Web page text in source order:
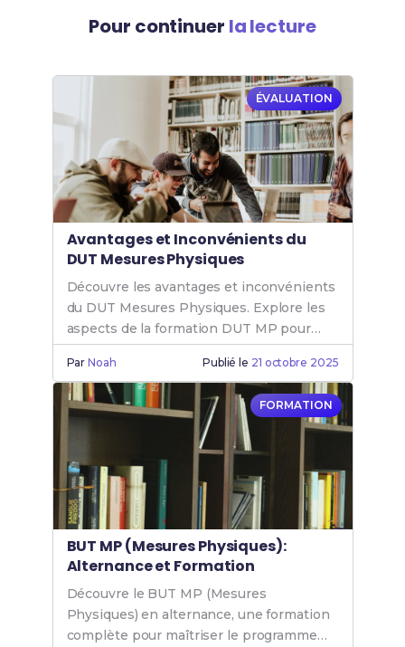
Pour continuer la lecture
ÉVALUATION
Avantages et Inconvénients du
DUT Mesures Physiques
Découvre les avantages et inconvénients
du DUT Mesures Physiques. Explore les
aspects de la formation DUT MP pour
mieux t'orienter dans ton choix d'études.
ParNoah Publié le 21 octobre 2025
FORMATION
BUT MP (Mesures Physiques):
Alternance et Formation
Découvre le BUT MP (Mesures
Physiques) en alternance, une formation
complète pour maîtriser le programme